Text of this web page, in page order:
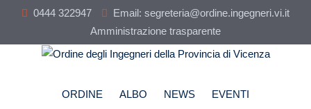
content
0444 322947
Email: segreteria@ordine.ingegneri.vi.it
Amministrazione trasparente
ORDINE ALBO NEWS EVENTI